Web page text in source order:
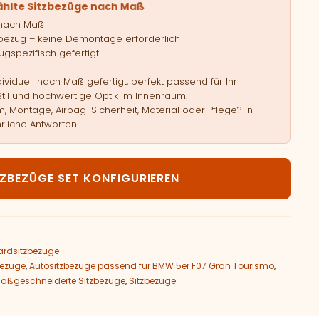
Sitzbezüge nach Maß
Maß
– keine Demontage erforderlich
gefertigt
nach Maß gefertigt, perfekt passend für Ihr
und hochwertige Optik im Innenraum.
Montage, Airbag-Sicherheit, Material oder Pflege? In
Antworten.
SET KONFIGURIEREN
,Autositzbezüge passend für BMW 5er F07 Gran Tourismo,
Sitzbezüge,Sitzbezüge